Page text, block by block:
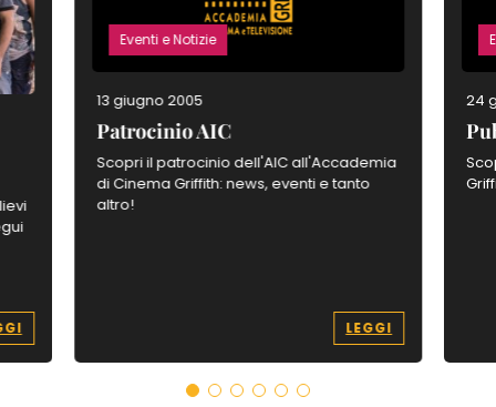
Eventi e Notizie
13 giugno 2005
Patrocinio AIC
Scopri il patrocinio dell'AIC all'Accademia
di Cinema Griffith: news, eventi e tanto
altro!
LEGGI
24